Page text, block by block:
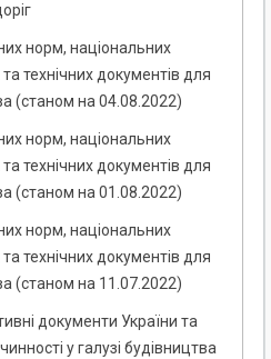
норм, національних
технічних документів для
(станом на 04.08.2022)
норм, національних
технічних документів для
(станом на 01.08.2022)
норм, національних
технічних документів для
(станом на 11.07.2022)
документи України та
у галузі будівництва